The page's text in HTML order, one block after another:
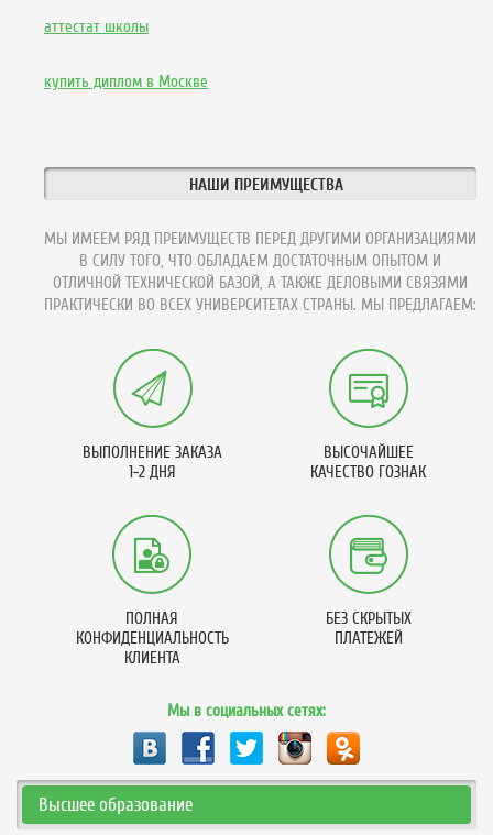
аттестат школы
купить диплом в Москве
НАШИ ПРЕИМУЩЕСТВА
МЫ ИМЕЕМ РЯД ПРЕИМУЩЕСТВ ПЕРЕД ДРУГИМИ ОРГАНИЗАЦИЯМИ
В СИЛУ ТОГО, ЧТО ОБЛАДАЕМ ДОСТАТОЧНЫМ ОПЫТОМ И
ОТЛИЧНОЙ ТЕХНИЧЕСКОЙ БАЗОЙ, А ТАКЖЕ ДЕЛОВЫМИ СВЯЗЯМИ
ПРАКТИЧЕСКИ ВО ВСЕХ УНИВЕРСИТЕТАХ СТРАНЫ. МЫ ПРЕДЛАГАЕМ:
ВЫПОЛНЕНИЕ ЗАКАЗА
1-2 ДНЯ
ВЫСОЧАЙШЕЕ
КАЧЕСТВО ГОЗНАК
ПОЛНАЯ
КОНФИДЕНЦИАЛЬНОСТЬ
КЛИЕНТА
БЕЗ СКРЫТЫХ
ПЛАТЕЖЕЙ
Мы в социальных сетях:
Высшее образование